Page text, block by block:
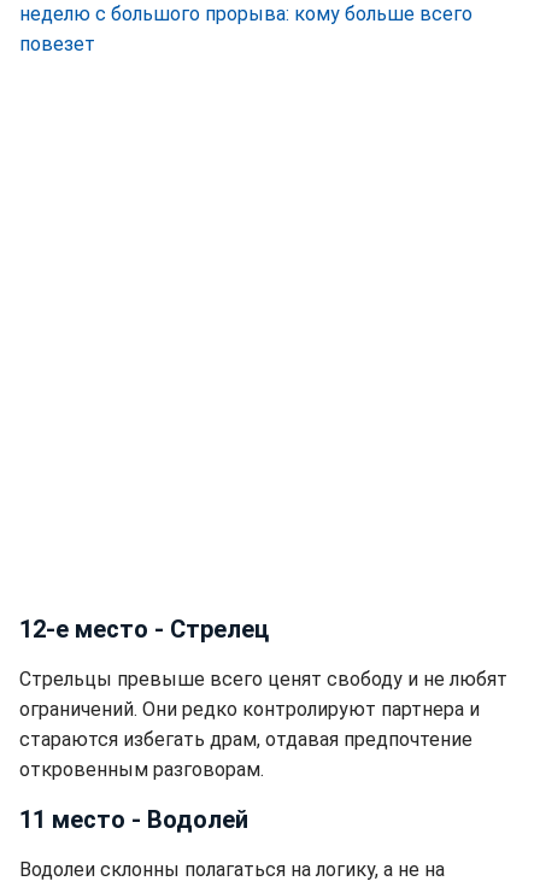
неделю с большого прорыва: кому больше всего
повезет
12-е место - Стрелец
Стрельцы превыше всего ценят свободу и не любят
ограничений. Они редко контролируют партнера и
стараются избегать драм, отдавая предпочтение
откровенным разговорам.
11 место - Водолей
Водолеи склонны полагаться на логику, а не на